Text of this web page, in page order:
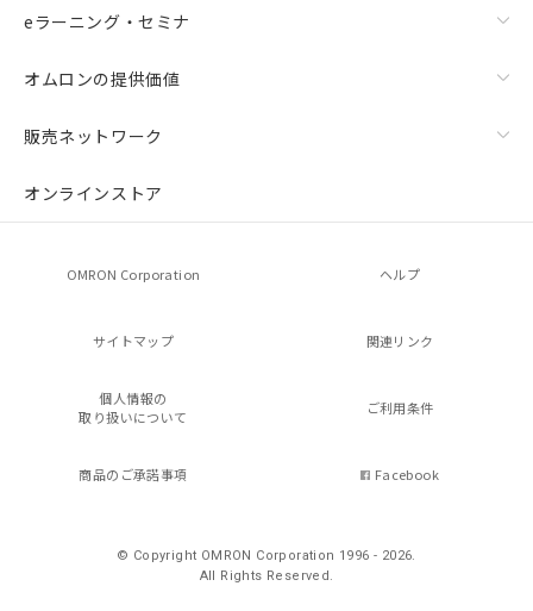
eラーニング・セミナ
オムロンの提供価値
販売ネットワーク
オンラインストア
OMRON Corporation ヘルプ
サイトマップ 関連リンク
個人情報の
取り扱いについて
ご利用条件
商品のご承諾事項 Facebook
© Copyright OMRON Corporation 1996 - 2026.
All Rights Reserved.